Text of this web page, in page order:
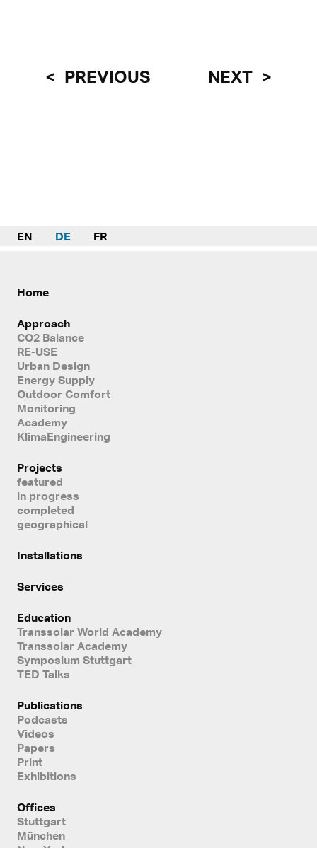
PREVIOUS NEXT
EN DE FR
Home
Approach
CO2 Balance
RE-USE
Urban Design
Energy Supply
Outdoor Comfort
Monitoring
Academy
KlimaEngineering
Projects
featured
in progress
completed
geographical
Installations
Services
Education
Transsolar World Academy
Transsolar Academy
Symposium Stuttgart
TED Talks
Publications
Podcasts
Videos
Papers
Print
Exhibitions
Offices
Stuttgart
München